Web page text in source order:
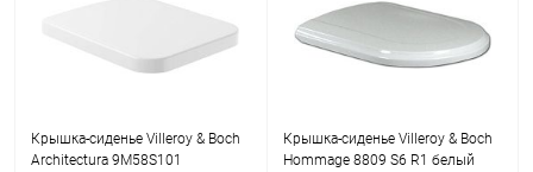
Крышка-сиденье Villeroy & Boch
Architectura 9M58S101
Крышка-сиденье Villeroy & Boch
Hommage 8809 S6 R1 белый